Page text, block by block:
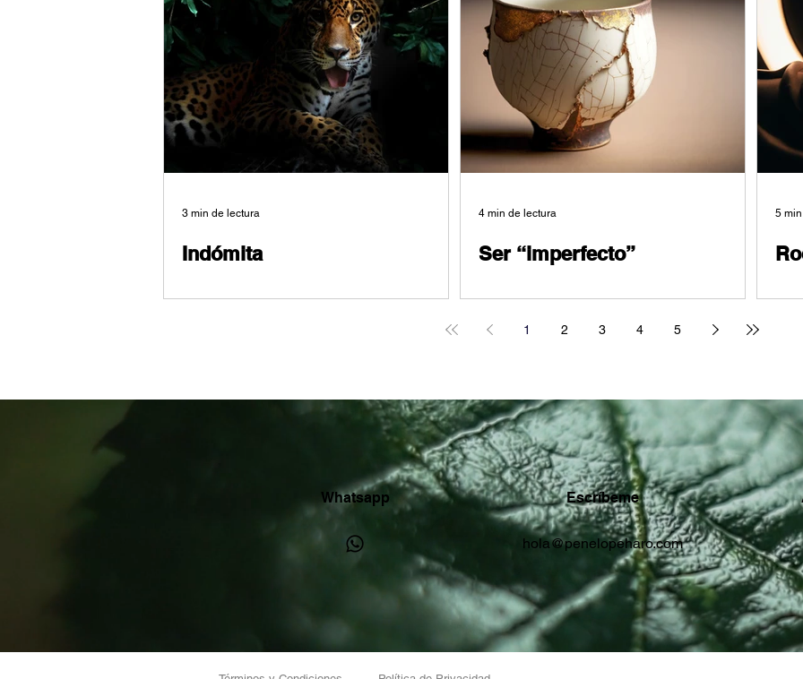
Párrafo. Haz clic aquí
Párrafo. Haz clic aquí para
agregar tu propio texto y
Párrafo. Haz clic aquí para
Indómita
3 min de lectura
Ser “imperfecto”
4 min de lectura 5
1 2 3 4 5
Whatsapp Escríbeme
hola@penelopeharo.com